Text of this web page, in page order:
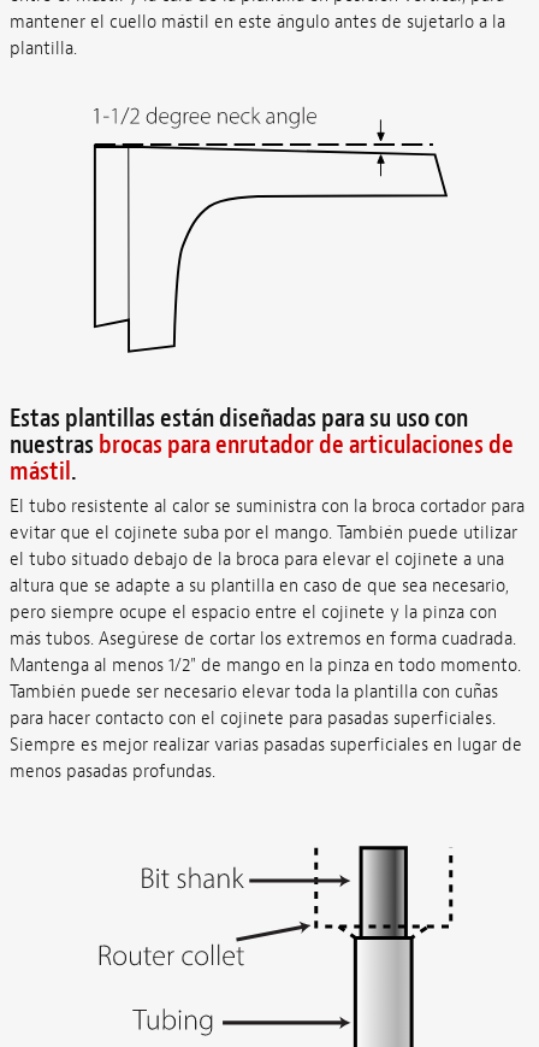
mantener el cuello mástil en este ángulo antes de sujetarlo a la
plantilla.
Estas plantillas están diseñadas para su uso con
nuestras brocas para enrutador de articulaciones de
mástil.
El tubo resistente al calor se suministra con la broca cortador para
evitar que el cojinete suba por el mango. También puede utilizar
el tubo situado debajo de la broca para elevar el cojinete a una
altura que se adapte a su plantilla en caso de que sea necesario,
pero siempre ocupe el espacio entre el cojinete y la pinza con
más tubos. Asegúrese de cortar los extremos en forma cuadrada.
Mantenga al menos 1/2" de mango en la pinza en todo momento.
También puede ser necesario elevar toda la plantilla con cuñas
para hacer contacto con el cojinete para pasadas superficiales.
Siempre es mejor realizar varias pasadas superficiales en lugar de
menos pasadas profundas.